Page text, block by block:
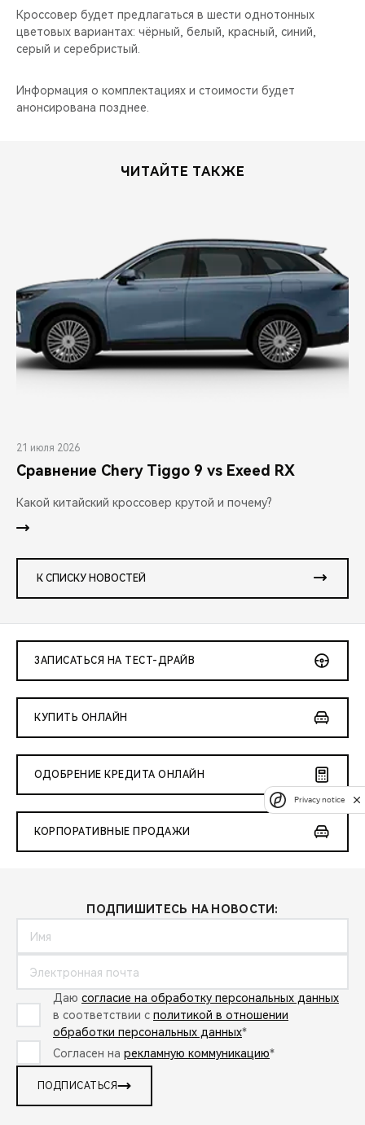
Кроссовер будет предлагаться в шести однотонных
цветовых вариантах: чёрный, белый, красный, синий,
серый и серебристый.
Информация о комплектациях и стоимости будет
анонсирована позднее.
ЧИТАЙТЕ ТАКЖЕ
21 июля 2026
Сравнение Chery Tiggo 9 vs Exeed RX
Какой китайский кроссовер крутой и почему?
К СПИСКУ НОВОСТЕЙ
ЗАПИСАТЬСЯ НА ТЕСТ-ДРАЙВ
КУПИТЬ ОНЛАЙН
ОДОБРЕНИЕ КРЕДИТА ОНЛАЙН
КОРПОРАТИВНЫЕ ПРОДАЖИ
ПОДПИШИТЕСЬ НА НОВОСТИ:
Даю согласие на обработку персональных данных
в соответствии с политикой в отношении
обработки персональных данных*
Согласен на рекламную коммуникацию*
ПОДПИСАТЬСЯ
Privacy notice